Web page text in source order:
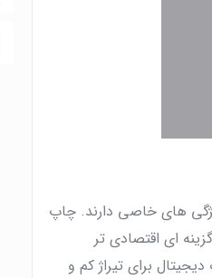
های خاصی دارند. چاپ
ای اقتصادی‌ تر
برای تیراژ کم و